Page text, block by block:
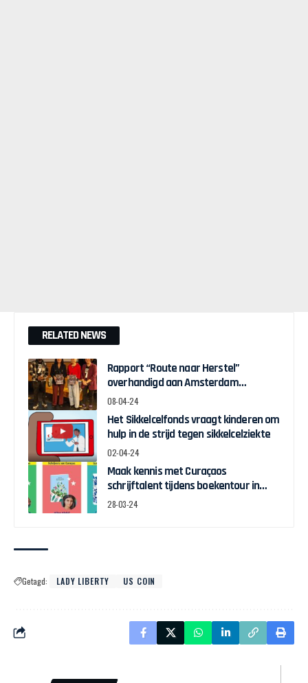
RELATED NEWS
Rapport “Route naar Herstel”
overhandigd aan Amsterdam
Wethouder Touria Meliani
08-04-24
Het Sikkelcelfonds vraagt kinderen om
hulp in de strijd tegen sikkelcelziekte
02-04-24
Maak kennis met Curaçaos
schrijftalent tijdens boekentour in
april
28-03-24
Getagd: LADY LIBERTY US COIN